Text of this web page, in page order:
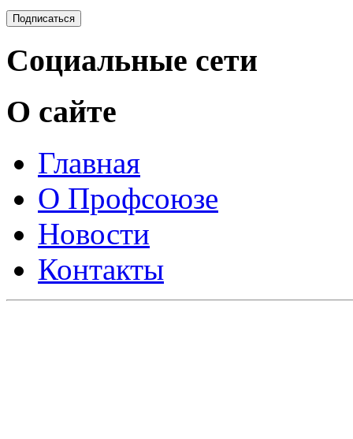
Социальные сети
О сайте
Главная
О Профсоюзе
Новости
Контакты